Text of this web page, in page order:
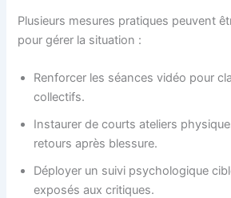
Plusieurs mesures pratiques peuvent
pour gérer la situation :
Renforcer les séances vidéo pour
collectifs.
Instaurer de courts ateliers
retours après blessure.
Déployer un suivi psychologique
exposés aux critiques.